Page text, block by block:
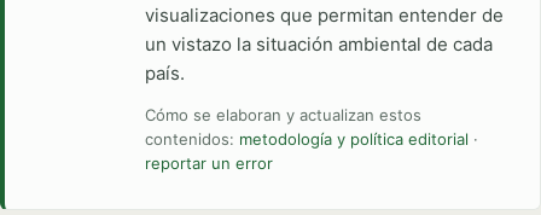
visualizaciones que permitan entender de
un vistazo la situación ambiental de cada
país.
Cómo se elaboran y actualizan estos
contenidos: metodología y política editorial ·
reportar un error